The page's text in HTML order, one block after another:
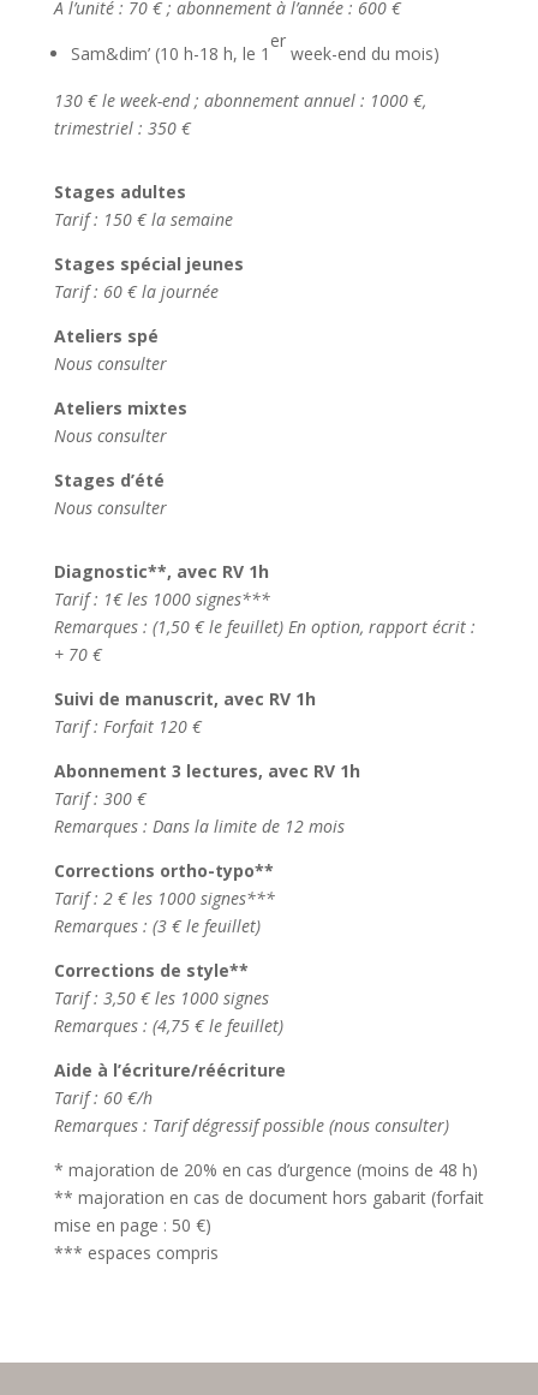
A l’unité : 70 € ; abonnement à l’année : 600 €
Sam&dim’ (10 h-18 h, le 1
er
week-end du mois)
130 € le week-end ; abonnement annuel : 1000 €,
trimestriel : 350 €
Stages adultes
Tarif : 150 € la semaine
Stages spécial jeunes
Tarif : 60 € la journée
Ateliers spé
Nous consulter
Ateliers mixtes
Nous consulter
Stages d’été
Nous consulter
Diagnostic**, avec RV 1h
Tarif : 1€ les 1000 signes***
Remarques : (1,50 € le feuillet) En option, rapport écrit :
+ 70 €
Suivi de manuscrit, avec RV 1h
Tarif : Forfait 120 €
Abonnement 3 lectures, avec RV 1h
Tarif : 300 €
Remarques : Dans la limite de 12 mois
Corrections ortho-typo**
Tarif : 2 € les 1000 signes***
Remarques : (3 € le feuillet)
Corrections de style**
Tarif : 3,50 € les 1000 signes
Remarques : (4,75 € le feuillet)
Aide à l’écriture/réécriture
Tarif : 60 €/h
Remarques : Tarif dégressif possible (nous consulter)
* majoration de 20% en cas d’urgence (moins de 48 h)
** majoration en cas de document hors gabarit (forfait
mise en page : 50 €)
*** espaces compris